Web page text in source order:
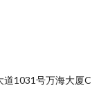
道1031号万海大厦C